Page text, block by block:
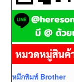
หมึกพิมพ์ Brother